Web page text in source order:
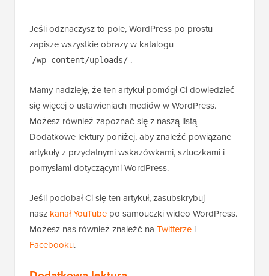
Jeśli odznaczysz to pole, WordPress po prostu
zapisze wszystkie obrazy w katalogu
/wp-content/uploads/
Mamy nadzieję, że ten artykuł pomógł Ci dowiedzieć
się więcej o ustawieniach mediów w WordPress.
Możesz również zapoznać się z naszą listą
Dodatkowe lektury poniżej, aby znaleźć powiązane
artykuły z przydatnymi wskazówkami, sztuczkami i
pomysłami dotyczącymi WordPress.
Jeśli podobał Ci się ten artykuł, zasubskrybuj
nasz kanał YouTube po samouczki wideo WordPress.
Możesz nas również znaleźć na Twitterze i
Facebooku
Dodatkowa lektura